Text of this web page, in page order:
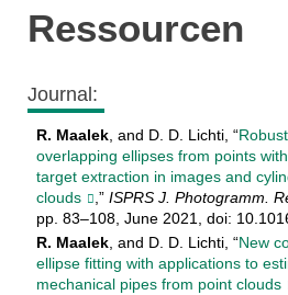
Ressourcen
Journal:
R. Maalek, and D. D. Lichti, “
overlapping ellipses from points
target extraction in images and
clouds
,” ISPRS J. Photogramm.
pp. 83–108, June 2021, doi:
R. Maalek, and D. D. Lichti, “New
ellipse fitting with applications to
mechanical pipes from point clouds